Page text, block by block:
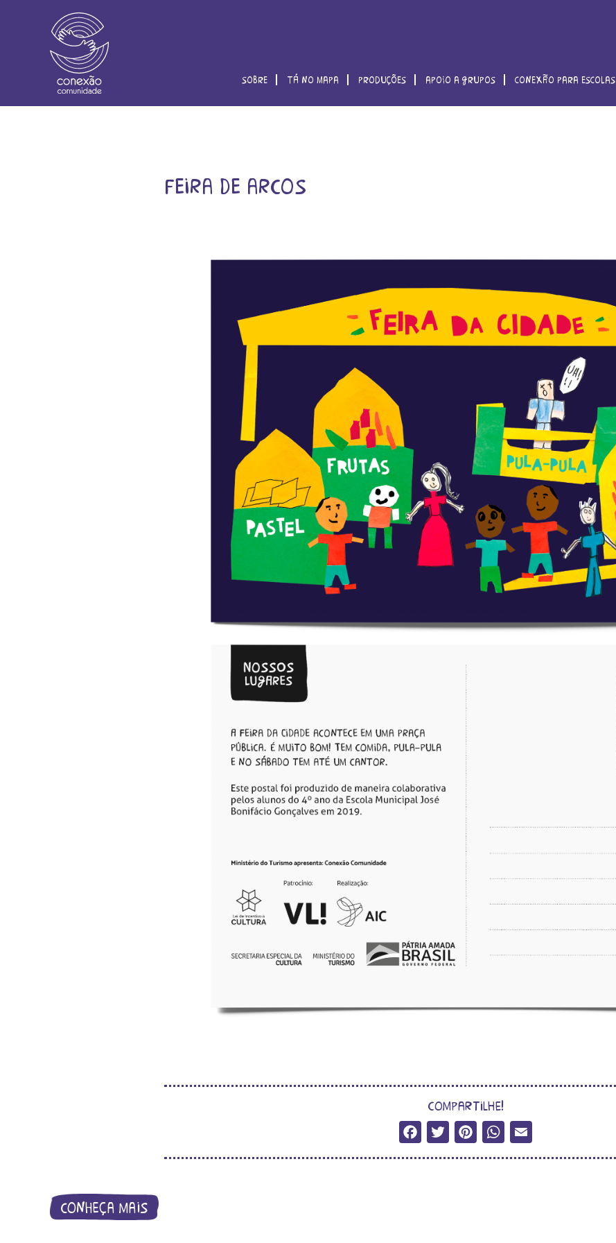
sobre tá no mapa produções apoio a grupos conexão para escolas
feira de arcos
compartilhe!
Facebook
Twitter
Pinterest
WhatsApp
conheça mais